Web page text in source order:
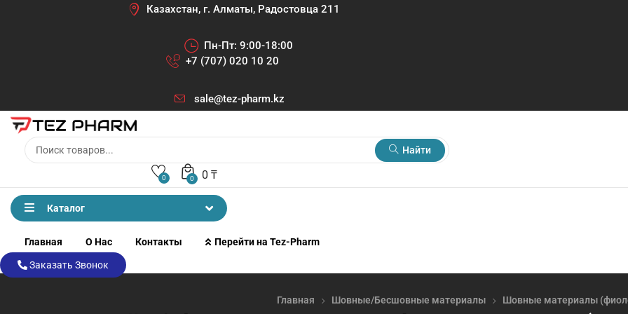
Казахстан, г. Алматы, Радостовца 211
Пн-Пт: 9:00-18:00
+7 (707) 020 10 20
sale@tez-pharm.kz
Найти
0 0 ₸
0
Каталог
Главная О Нас Контакты Перейти на Tez-Pharm
Заказать Звонок
Главная Шовные/Бесшовные материалы Шовные материалы